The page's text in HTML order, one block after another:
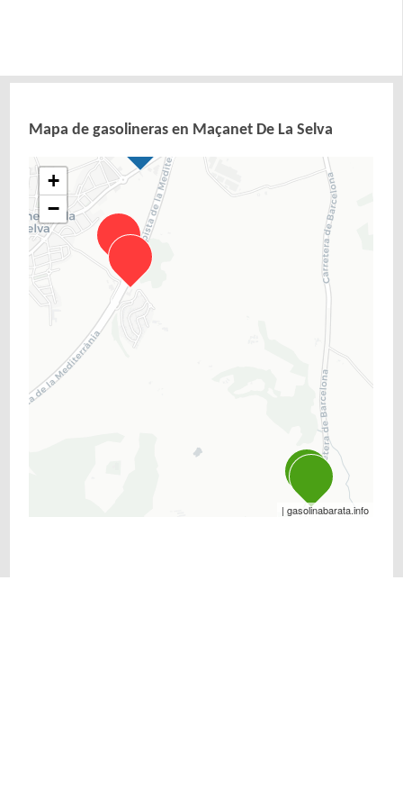
Mapa de gasolineras en Maçanet De La Selva
+
−
| gasolinabarata.info